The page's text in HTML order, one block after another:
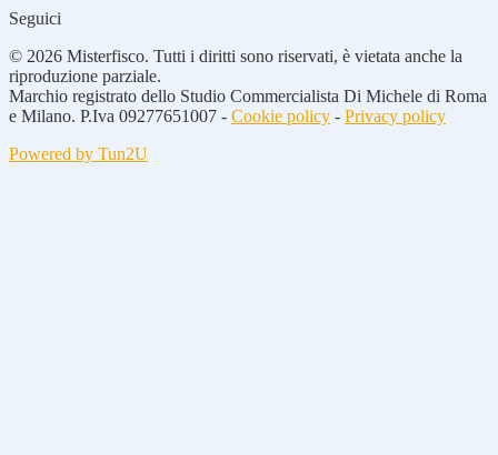
Seguici
© 2026 Misterfisco. Tutti i diritti sono riservati, è vietata anche la
riproduzione parziale.
Marchio registrato dello Studio Commercialista Di Michele di Roma
e Milano. P.Iva 09277651007 - Cookie policy - Privacy policy
Powered by Tun2U